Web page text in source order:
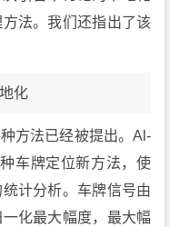
法。我们还指出了该
化
方法已经被提出。Al-
车牌定位新方法，使
计分析。车牌信号由
化最大幅度，最大幅